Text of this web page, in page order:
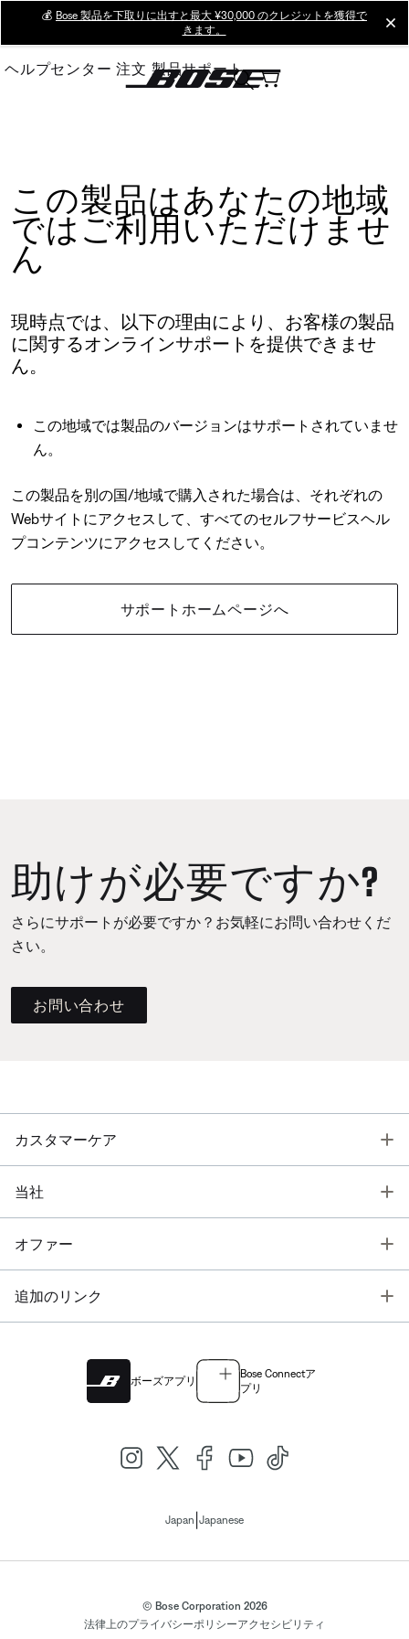
Main
💰 Bose 製品を下取りに出すと最大 ¥30,000 のクレジットを獲得で
きます。
ヘルプセンター 注文 製品サポート
この製品はあなたの地域
ではご利用いただけませ
ん
現時点では、以下の理由により、お客様の製品
に関するオンラインサポートを提供できませ
ん。
この地域では製品のバージョンはサポートされていませ
ん。
この製品を別の国/地域で購入された場合は、それぞれの
Webサイトにアクセスして、すべてのセルフサービスヘル
プコンテンツにアクセスしてください。
サポートホームページへ
助けが必要ですか?
さらにサポートが必要ですか？お気軽にお問い合わせくだ
さい。
お問い合わせ
カスタマーケア
当社
オファー
追加のリンク
ボーズアプリ
Bose Connectア
プリ
Japan Japanese
© Bose Corporation 2026
法律上のプライバシーポリシーアクセシビリティ